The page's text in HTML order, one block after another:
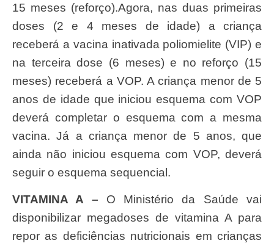
15 meses (reforço).Agora, nas duas primeiras
doses (2 e 4 meses de idade) a criança
receberá a vacina inativada poliomielite (VIP) e
na terceira dose (6 meses) e no reforço (15
meses) receberá a VOP. A criança menor de 5
anos de idade que iniciou esquema com VOP
deverá completar o esquema com a mesma
vacina. Já a criança menor de 5 anos, que
ainda não iniciou esquema com VOP, deverá
seguir o esquema sequencial.
VITAMINA A – O Ministério da Saúde vai
disponibilizar megadoses de vitamina A para
repor as deficiências nutricionais em crianças